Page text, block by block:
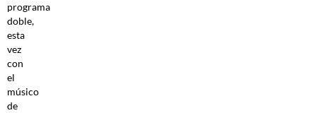
programa
doble,
esta
vez
con
el
músico
de